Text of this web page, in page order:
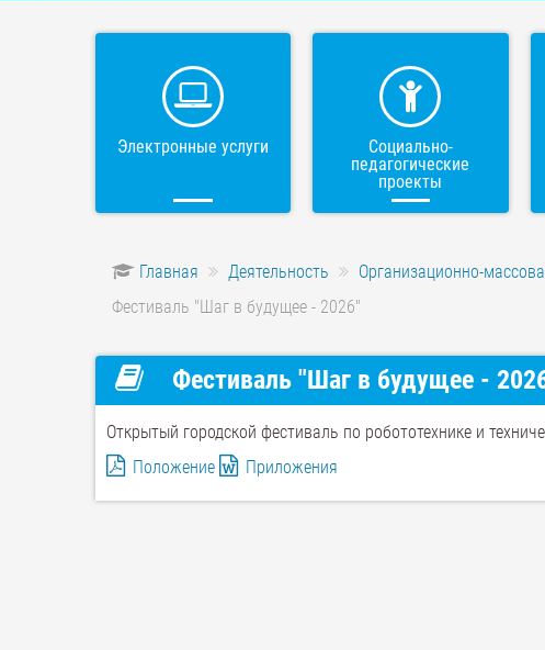
Электронные услуги
Социально-
педагогические
проекты
Главная Деятельность Организационно-
Фестиваль "Шаг в будущее - 2026"
Фестиваль "Шаг в будущее -
Открытый городской фестиваль по робототехнике и
Положение
Приложения